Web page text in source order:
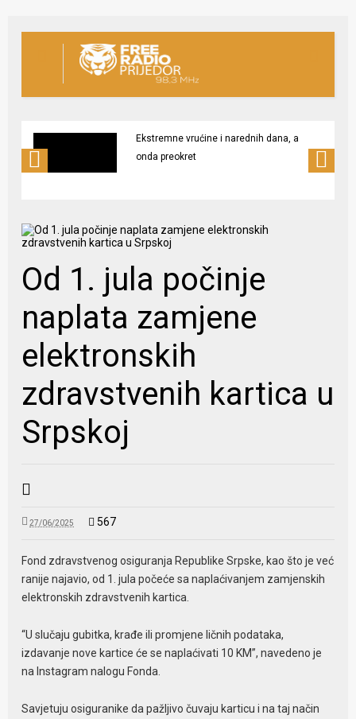
Ekstremne vrućine i narednih dana, a
onda preokret
Od 1. jula počinje
naplata zamjene
elektronskih
zdravstvenih kartica u
Srpskoj
27/06/2025 567
Fond zdravstvenog osiguranja Republike Srpske, kao što je već
ranije najavio, od 1. jula počeće sa naplaćivanjem zamjenskih
elektronskih zdravstvenih kartica.
“U slučaju gubitka, krađe ili promjene ličnih podataka,
izdavanje nove kartice će se naplaćivati 10 KM”, navedeno je
na Instagram nalogu Fonda.
Savjetuju osiguranike da pažljivo čuvaju karticu i na taj način